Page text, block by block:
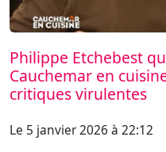
Philippe Etchebest
Cauchemar en
critiques virulentes
Le 5 janvier 2026 à 22:12